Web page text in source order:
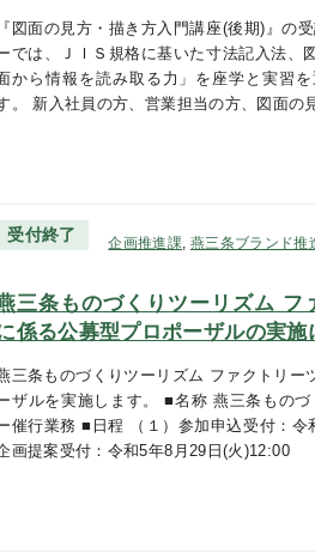
『図面の見方・描き方入門講座(後期)』の
では、ＪＩＳ規格に基いた寸法記入法、
から情報を読み取る力」を座学と実習
。 新入社員の方、営業担当の方、図面の
企画推進課 燕三条ブランド推
受付終了
三条ものづくりツーリズム フ
係る公募型プロポーザルの実施
三条ものづくりツーリズム ファクトリー
ザルを実施します。 ■名称 燕三条もの
催行業務 ■日程 （１）参加申込受付：
画提案受付：令和5年8月29日(火)12:00